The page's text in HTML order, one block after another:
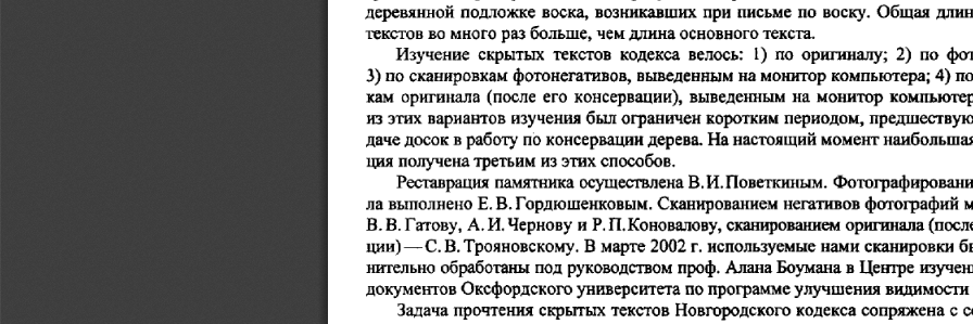
деревянной
  подложке воска, возникавших
  при
письме по воску.  Общая
текстов во много раз больше, чем длина основного текста.
Изучение   скрытых
  текстов
  кодекса
  велось:
  1) по
оригиналу;
  2) по
3) по сканировкам фотонегативов, выведенным
  на
монитор компьютера; 4) по
кам
  оригинала
  (после
  его
консервации),  выведенным
  на
монитор
из
  этих
  вариантов  изучения  был ограничен  коротким
  периодом,
даче досок в работу
  по
консервации дерева. На настоящий момент
ция получена третьим
  из
этих способов.
Реставрация памятника осуществлена В.И. Поветкиным.
ла выполнено
  Е. В.
Гордюшенковым.  Сканированием  негативов
  фотографий
В. В. Гатову, А. И. Чернову и Р, П.Коновалову, сканированием  оригинала
ции)— С. В. Трояновскому. В марте
  2002
г. используемые  нами  сканировки
нительно  обработаны под руководством  проф. Алана
  Боумана
в Центре
документов Оксфордского университета по программе  улучшения  видимости
Задача прочтения  скрытых
  текстов Новгородского кодекса сопряжена
с